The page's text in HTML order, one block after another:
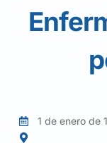
1 de enero de